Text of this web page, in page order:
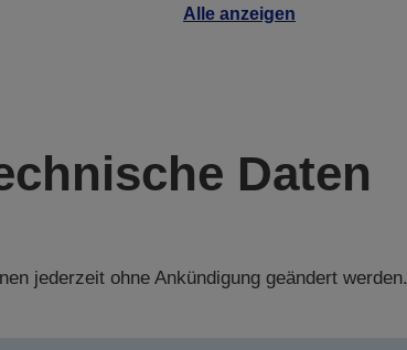
Alle anzeigen
Daten
jederzeit ohne Ankündigung geändert werden.